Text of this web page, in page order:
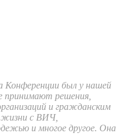
был у нашей
принимают решения,
и гражданским
жизни с ВИЧ,
и многое другое. Она